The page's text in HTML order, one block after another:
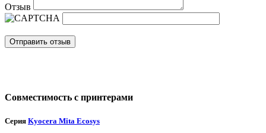
Отзыв
Отправить отзыв
Совместимость с принтерами
Серия Kyocera Mita Ecosys